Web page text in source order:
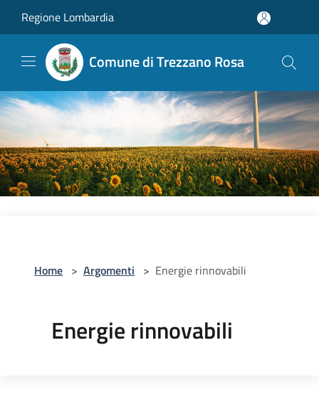
Regione Lombardia
Comune di Trezzano Rosa
Home > Argomenti > Energie rinnovabili
Energie rinnovabili